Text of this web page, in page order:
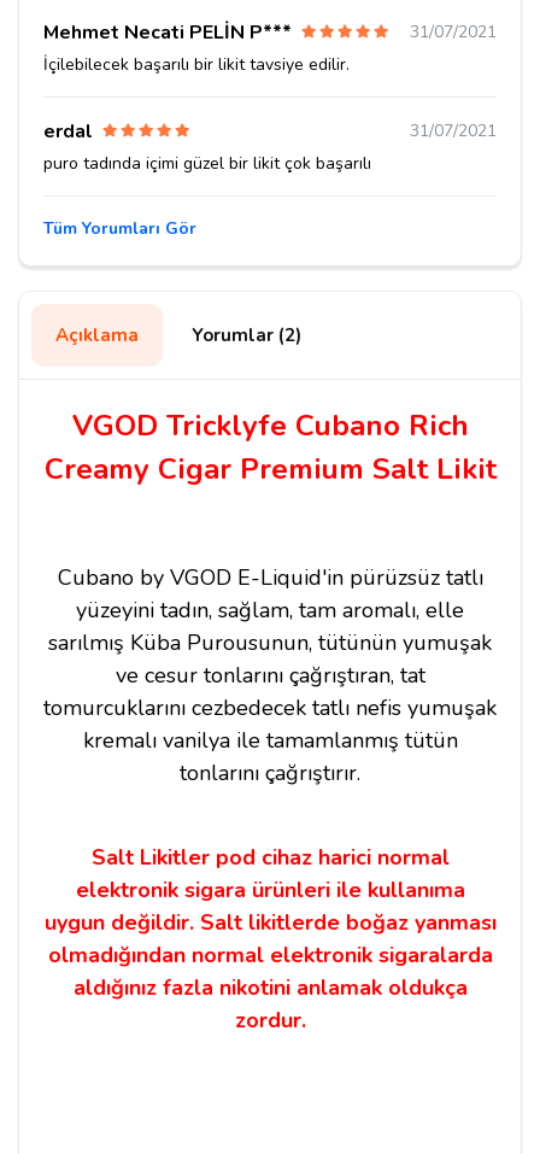
Mehmet Necati PELİN P***
31/07/2021
İçilebilecek başarılı bir likit tavsiye edilir.
erdal
31/07/2021
puro tadında içimi güzel bir likit çok başarılı
Tüm Yorumları Gör
Açıklama Yorumlar (2)
VGOD Tricklyfe Cubano Rich
Creamy Cigar Premium Salt Likit
Cubano by VGOD E-Liquid'in pürüzsüz tatlı
yüzeyini tadın, sağlam, tam aromalı, elle
sarılmış Küba Purousunun, tütünün yumuşak
ve cesur tonlarını çağrıştıran, tat
tomurcuklarını cezbedecek tatlı nefis yumuşak
kremalı vanilya ile tamamlanmış tütün
tonlarını çağrıştırır.
Salt Likitler pod cihaz harici normal
elektronik sigara ürünleri ile kullanıma
uygun değildir. Salt likitlerde boğaz yanması
olmadığından normal elektronik sigaralarda
aldığınız fazla nikotini anlamak oldukça
zordur.